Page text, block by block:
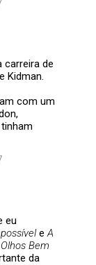
carreira de
Kidman.
com um
eu
eA
Bem
da